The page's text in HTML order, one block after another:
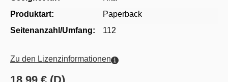
Produktart:
Paperback
Seitenanzahl/Umfang:
112
Zu den Lizenzinformationen